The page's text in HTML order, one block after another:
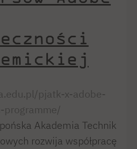
pjatk-x-adobe-
programme/
Akademia Technik
rozwija współpracę